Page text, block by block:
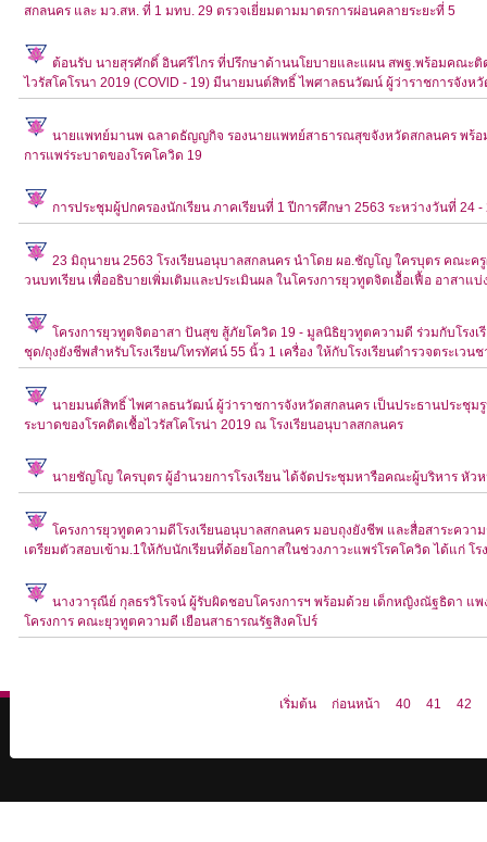
สกลนคร และ มว.สห. ที่ 1 มทบ. 29 ตรวจเยี่ยมตามมาตรการผ่อนคลายระยะที่ 5
ต้อนรับ นายสุรศักดิ์ อินศรีไกร ที่ปรึกษาด้านนโยบายและแผน สพฐ.พร้อมคณะติ
ไวรัสโคโรนา 2019 (COVlD - 19) มีนายมนต์สิทธิ์ ไพศาลธนวัฒน์ ผู้ว่าราชการจังห
นายแพทย์มานพ ฉลาดธัญญกิจ รองนายแพทย์สาธารณสุขจังหวัดสกลนคร พร้อ
การแพร่ระบาดของโรคโควิด 19
การประชุมผู้ปกครองนักเรียน ภาคเรียนที่ 1 ปีการศึกษา 2563 ระหว่างวันที่ 24
23 มิถุนายน 2563 โรงเรียนอนุบาลสกลนคร นำโดย ผอ.ชัญโญ ใครบุตร คณะค
วนบทเรียน เพื่ออธิบายเพิ่มเติมและประเมินผล ในโครงการยุวทูตจิตเอื้อเฟื้อ อาสาแ
โครงการยุวทูตจิตอาสา ปันสุข สู้ภัยโควิด 19 - มูลนิธิยุวทูตความดี ร่วมกับโร
ชุด/ถุงยังชีพสำหรับโรงเรียน/โทรทัศน์ 55 นิ้ว 1 เครื่อง ให้กับโรงเรียนตำรวจตระเวน
นายมนต์สิทธิ์ ไพศาลธนวัฒน์ ผู้ว่าราชการจังหวัดสกลนคร เป็นประธานประชุม
ระบาดของโรคติดเชื้อไวรัสโคโรน่า 2019 ณ โรงเรียนอนุบาลสกลนคร
นายชัญโญ ใครบุตร ผู้อำนวยการโรงเรียน ได้จัดประชุมหารือคณะผู้บริหาร หัว
โครงการยุวทูตความดีโรงเรียนอนุบาลสกลนคร มอบถุงยังชีพ และสื่อสาระควา
เตรียมตัวสอบเข้าม.1ให้กับนักเรียนที่ด้อยโอกาสในช่วงภาวะแพร่โรคโควิด ได้แก่ โร
นางวารุณีย์ กุลธรวิโรจน์ ผู้รับผิดชอบโครงการฯ พร้อมด้วย เด็กหญิงณัฐธิดา
โครงการ คณะยุวทูตความดี เยือนสาธารณรัฐสิงคโปร์
เริ่มต้น ก่อนหน้า 40 41 42